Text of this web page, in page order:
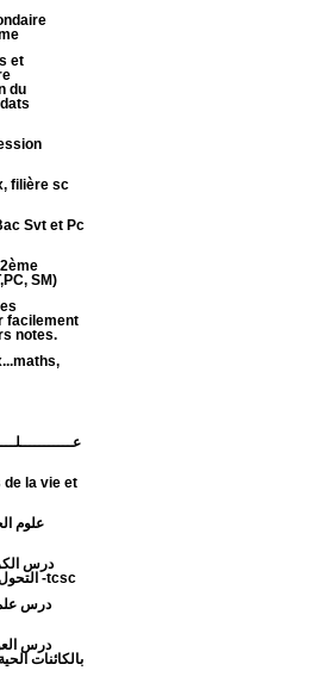
et
du
filière sc
SM)
facilement
notes.
de la vie et
درس
التحول - علوم الحياة و الارض -tcsc
درس علم
درس
بالكائنات